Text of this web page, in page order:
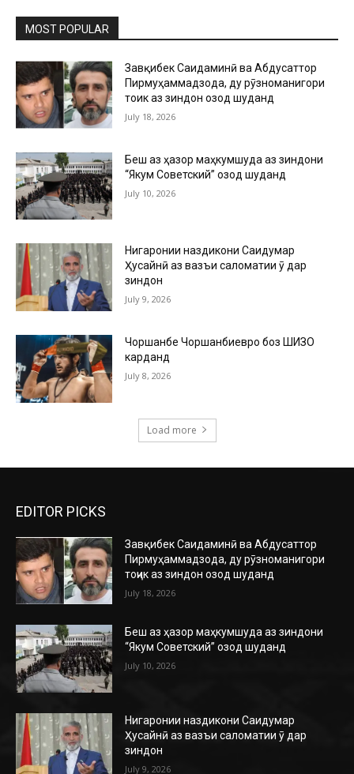
MOST POPULAR
Завқибек Саидаминӣ ва Абдусаттор
Пирмуҳаммадзода, ду рӯзноманигори
тоҷик аз зиндон озод шуданд
July 18, 2026
Беш аз ҳазор маҳкумшуда аз зиндони
“Якум Советский” озод шуданд
July 10, 2026
Нигаронии наздикони Саидумар
Ҳусайнӣ аз вазъи саломатии ӯ дар
зиндон
July 9, 2026
Чоршанбе Чоршанбиевро боз ШИЗО
карданд
July 8, 2026
Load more
EDITOR PICKS
Завқибек Саидаминӣ ва Абдусаттор
Пирмуҳаммадзода, ду рӯзноманигори
тоҷик аз зиндон озод шуданд
July 18, 2026
Беш аз ҳазор маҳкумшуда аз зиндони
“Якум Советский” озод шуданд
July 10, 2026
Нигаронии наздикони Саидумар
Ҳусайнӣ аз вазъи саломатии ӯ дар
зиндон
July 9, 2026